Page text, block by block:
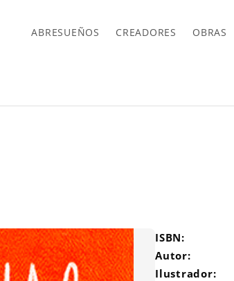
ABRESUEÑOS CREADORES OBRAS
ISBN:
Autor:
Ilustrador: